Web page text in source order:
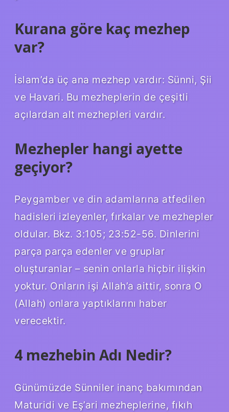
Kurana göre kaç mezhep
var?
İslam’da üç ana mezhep vardır: Sünni, Şii
ve Havari. Bu mezheplerin de çeşitli
açılardan alt mezhepleri vardır.
Mezhepler hangi ayette
geçiyor?
Peygamber ve din adamlarına atfedilen
hadisleri izleyenler, fırkalar ve mezhepler
oldular. Bkz. 3:105; 23:52-56. Dinlerini
parça parça edenler ve gruplar
oluşturanlar – senin onlarla hiçbir ilişkin
yoktur. Onların işi Allah’a aittir, sonra O
(Allah) onlara yaptıklarını haber
verecektir.
4 mezhebin Adı Nedir?
Günümüzde Sünniler inanç bakımından
Maturidi ve Eş’ari mezheplerine, fıkıh